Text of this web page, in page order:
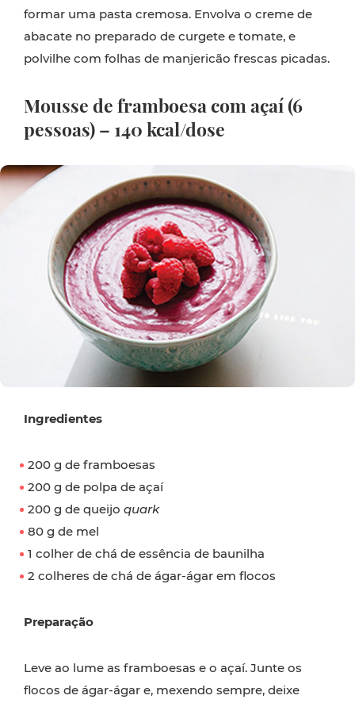
formar uma pasta cremosa. Envolva o creme de
abacate no preparado de curgete e tomate, e
polvilhe com folhas de manjericão frescas picadas.
Mousse de framboesa com açaí (6
pessoas) – 140 kcal/dose
Ingredientes
200 g de framboesas
200 g de polpa de açaí
200 g de queijo quark
80 g de mel
1 colher de chá de essência de baunilha
2 colheres de chá de ágar-ágar em flocos
Preparação
Leve ao lume as framboesas e o açaí. Junte os
flocos de ágar-ágar e, mexendo sempre, deixe